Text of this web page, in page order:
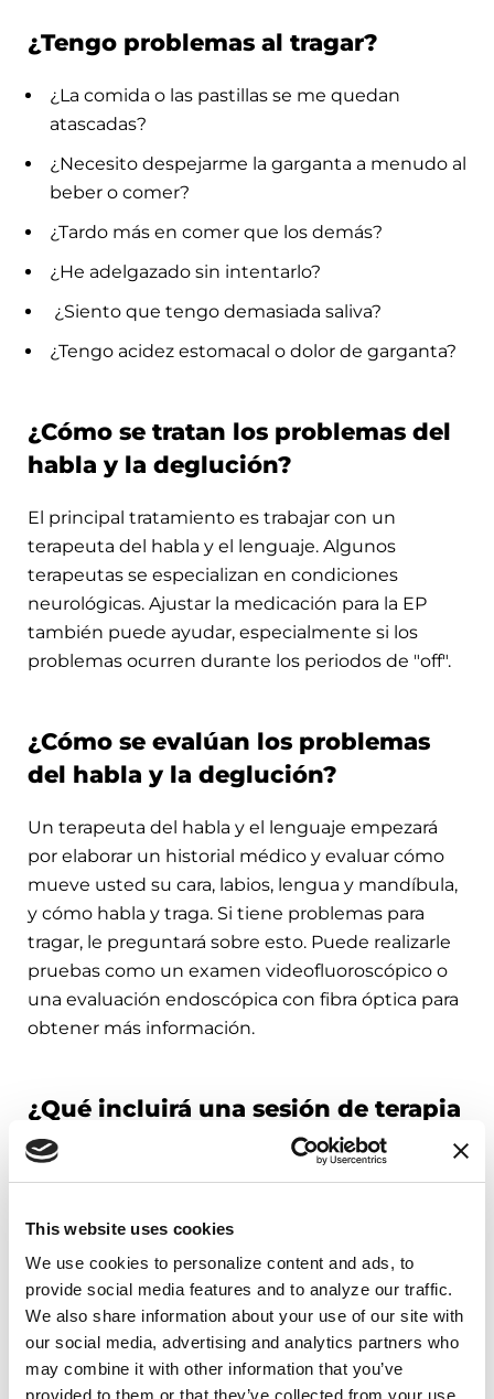
This website uses cookies
We use cookies to personalize content and ads, to
provide social media features and to analyze our traffic.
We also share information about your use of our site with
our social media, advertising and analytics partners who
may combine it with other information that you’ve
provided to them or that they’ve collected from your use
¿Tengo problemas al tragar?
¿La comida o las pastillas se me quedan
atascadas?
¿Necesito despejarme la garganta a menudo al
beber o comer?
¿Tardo más en comer que los demás?
¿He adelgazado sin intentarlo?
¿Siento que tengo demasiada saliva?
¿Tengo acidez estomacal o dolor de garganta?
¿Cómo se tratan los problemas del
habla y la deglución?
El principal tratamiento es trabajar con un
terapeuta del habla y el lenguaje. Algunos
terapeutas se especializan en condiciones
neurológicas. Ajustar la medicación para la EP
también puede ayudar, especialmente si los
problemas ocurren durante los periodos de "off".
¿Cómo se evalúan los problemas
del habla y la deglución?
Un terapeuta del habla y el lenguaje empezará
por elaborar un historial médico y evaluar cómo
mueve usted su cara, labios, lengua y mandíbula,
y cómo habla y traga. Si tiene problemas para
tragar, le preguntará sobre esto. Puede realizarle
pruebas como un examen videofluoroscópico o
una evaluación endoscópica con fibra óptica para
obtener más información.
¿Qué incluirá una sesión de terapia
del habla o la deglución?
por lo que su plan terapéutico debe adaptarse
a sus síntomas y metas específicas.
El terapeuta del habla y el lenguaje le dará
ejercicios y estrategias para hablar con más
claridad, fortalecer los músculos y mejorar la
comunicación. A veces, puede recomendarse